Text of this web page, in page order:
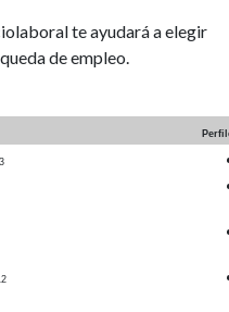
te ayudará a elegir
de empleo.